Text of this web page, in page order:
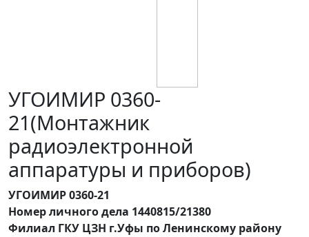
УГОИМИР 0360-
21(Монтажник
радиоэлектронной
аппаратуры и приборов)
УГОИМИР 0360-21
Номер личного дела 1440815/21380
Филиал ГКУ ЦЗН г.Уфы по Ленинскому району